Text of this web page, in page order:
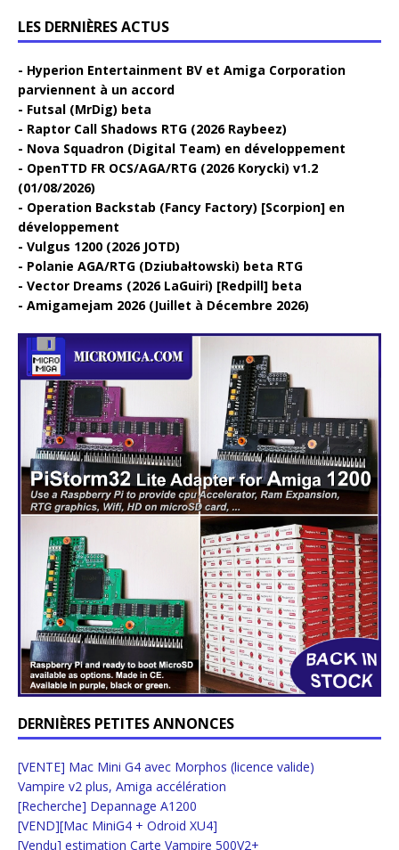
LES DERNIÈRES ACTUS
Hyperion Entertainment BV et Amiga Corporation
parviennent à un accord
Futsal (MrDig) beta
Raptor Call Shadows RTG (2026 Raybeez)
Nova Squadron (Digital Team) en développement
OpenTTD FR OCS/AGA/RTG (2026 Korycki) v1.2
(01/08/2026)
Operation Backstab (Fancy Factory) [Scorpion] en
développement
Vulgus 1200 (2026 JOTD)
Polanie AGA/RTG (Dziubałtowski) beta RTG
Vector Dreams (2026 LaGuiri) [Redpill] beta
Amigamejam 2026 (Juillet à Décembre 2026)
DERNIÈRES PETITES ANNONCES
[VENTE] Mac Mini G4 avec Morphos (licence valide)
Vampire v2 plus, Amiga accélération
[Recherche] Depannage A1200
[VEND][Mac MiniG4 + Odroid XU4]
[Vendu] estimation Carte Vampire 500V2+